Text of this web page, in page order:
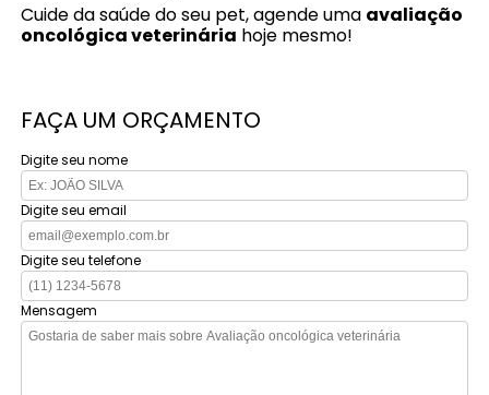
Cuide da saúde do seu pet, agende uma avaliação
oncológica veterinária hoje mesmo!
FAÇA UM ORÇAMENTO
Digite seu nome
Digite seu email
Digite seu telefone
Mensagem